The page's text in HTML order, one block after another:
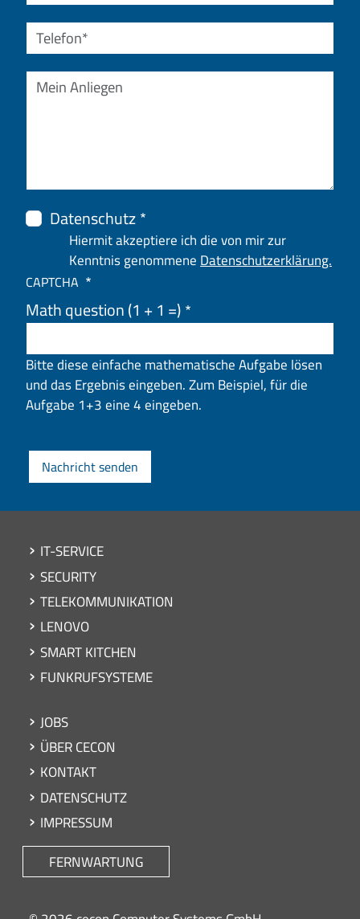
Telefon
Mein Anliegen
Datenschutz
Hiermit akzeptiere ich die von mir zur
Kenntnis genommeneDatenschutzerklärung.
CAPTCHA
Math question (1 + 1 =)
Bitte diese einfache mathematische Aufgabe lösen
und das Ergebnis eingeben. Zum Beispiel, für die
Aufgabe 1+3 eine 4 eingeben.
Main navigation
IT-SERVICE
SECURITY
TELEKOMMUNIKATION
LENOVO
SMART KITCHEN
FUNKRUFSYSTEME
Footer
JOBS
ÜBER CECON
KONTAKT
DATENSCHUTZ
IMPRESSUM
FERNWARTUNG